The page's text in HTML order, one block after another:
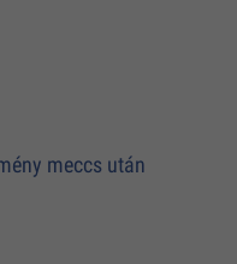
meccs után